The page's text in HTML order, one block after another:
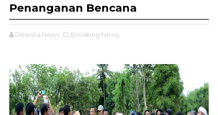
Penanganan Bencana
Dewata News Breaking News,